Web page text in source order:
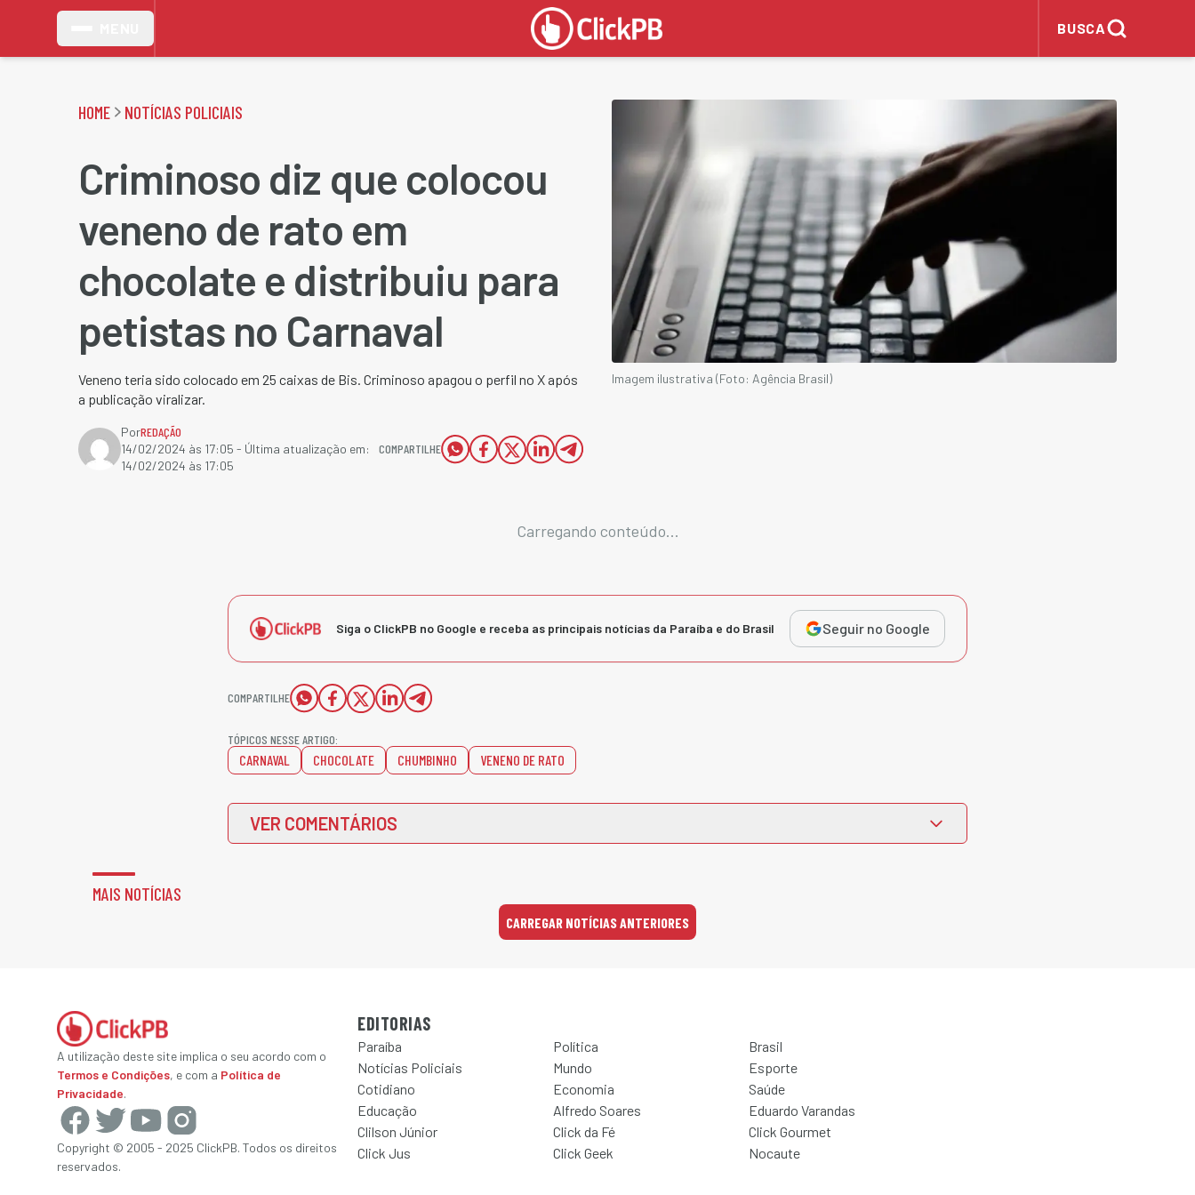
BUSCA
HOME NOTÍCIAS POLICIAIS
Criminoso diz que colocou
veneno de rato em
chocolate e distribuiu para
petistas no Carnaval
Veneno teria sido colocado em 25 caixas de Bis. Criminoso apagou o perfil no X após
a publicação viralizar.
PorREDAÇÃO
14/02/2024 às 17:05 - Última atualização em:
14/02/2024 às 17:05
COMPARTILHE
Imagem ilustrativa (Foto: Agência Brasil)
Carregando conteúdo...
Siga o ClickPB no Google e receba as principais notícias da Paraíba e do Brasil Seguir no Google
COMPARTILHE
TÓPICOS NESSE ARTIGO:
CARNAVAL CHOCOLATE CHUMBINHO VENENO DE RATO
VER COMENTÁRIOS
MAIS NOTÍCIAS
CARREGAR NOTÍCIAS ANTERIORES
A utilização deste site implica o seu acordo com o
Termos e Condições, e com a Política de
Privacidade.
Copyright © 2005 - 2025 ClickPB. Todos os direitos
reservados.
EDITORIAS
Paraíba Política
Brasil
Notícias Policiais
Mundo
Esporte
Cotidiano
Economia
Saúde
Educação
Alfredo Soares
Eduardo Varandas
Clilson Júnior
Click da Fé
Click Gourmet
Click Jus
Click Geek Nocaute